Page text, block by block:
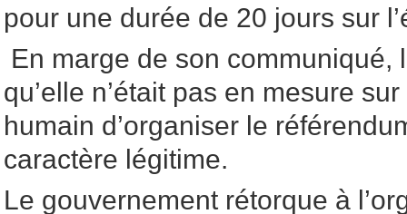
pour une durée de 20 jours sur
En marge de son communiqué,
qu’elle n’était pas en mesure
humain d’organiser le
caractère légitime.
Le gouvernement rétorque à